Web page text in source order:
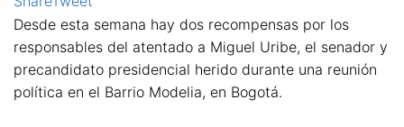
Desde esta semana hay dos recompensas por los
responsables del atentado a Miguel Uribe, el senador y
precandidato presidencial herido durante una reunión
política en el Barrio Modelia, en Bogotá.